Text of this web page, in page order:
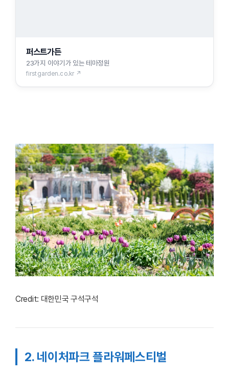
퍼스트가든
23가지 이야기가 있는 테마정원
firstgarden.co.kr ↗
Credit: 대한민국 구석구석
2. 네이처파크 플라워페스티벌